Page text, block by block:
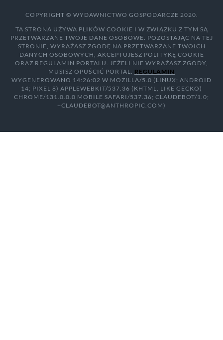
COPYRIGHT © WYDAWNICTWO GOSPODARCZE 2020.
TA STRONA UŻYWA PLIKÓW COOKIE I W ZWIĄZKU Z TYM SĄ
PRZETWARZANE TWOJE DANE OSOBOWE. POZOSTAJĄC NA TEJ
STRONIE, WYRAŻASZ ZGODĘ NA PRZETWARZANE TWOICH
DANYCH OSOBOWYCH, AKCEPTUJESZ POLITYKĘ COOKIE
ORAZ REGULAMIN PORTALU. JEŻELI NIE WYRAŻASZ ZGODY,
MUSISZ OPUŚCIĆ PORTAL. REGULAMIN
WYGENEROWANO 14:26:02 W MOZILLA/5.0 (LINUX; ANDROID
14; PIXEL 8) APPLEWEBKIT/537.36 (KHTML, LIKE GECKO)
CHROME/131.0.0.0 MOBILE SAFARI/537.36; CLAUDEBOT/1.0;
+CLAUDEBOT@ANTHROPIC.COM)